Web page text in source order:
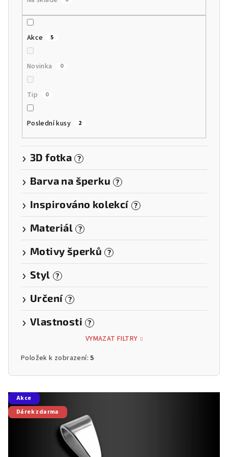
Akce 5
Novinka 0
Tip 0
Poslední kusy 2
3D fotka ?
Barva na šperku ?
Inspirováno kolekcí ?
Materiál ?
Motivy šperků ?
Styl ?
Určení ?
Vlastnosti ?
VYMAZAT FILTRY
Položek k zobrazení:5
V
ý
p
Akce
Dárek zdarma